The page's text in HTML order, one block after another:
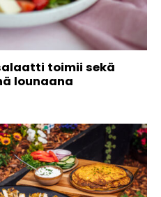
toimii sekä
lounaana